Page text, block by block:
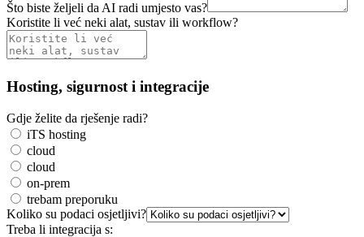
Što biste željeli da AI radi umjesto vas?
Koristite li već neki alat, sustav ili workflow?
Hosting, sigurnost i integracije
Gdje želite da rješenje radi?
iTS hosting
cloud
cloud
on-prem
trebam preporuku
Koliko su podaci osjetljivi?
Treba li integracija s: